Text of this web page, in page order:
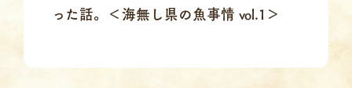
った話。＜海無し県の魚事情 vol.1＞